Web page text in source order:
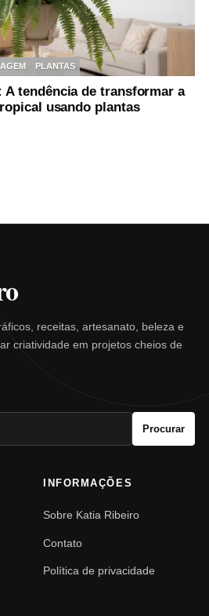
PLANTAS
A tendência de transformar a
usando plantas
receitas, artesanato, beleza e
criatividade em projetos cheios de
Procurar
INFORMAÇÕES
Sobre Katia Ribeiro
Contato
Política de privacidade